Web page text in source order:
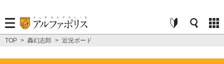
TOP > 轟幻志郎 > 近況ボード